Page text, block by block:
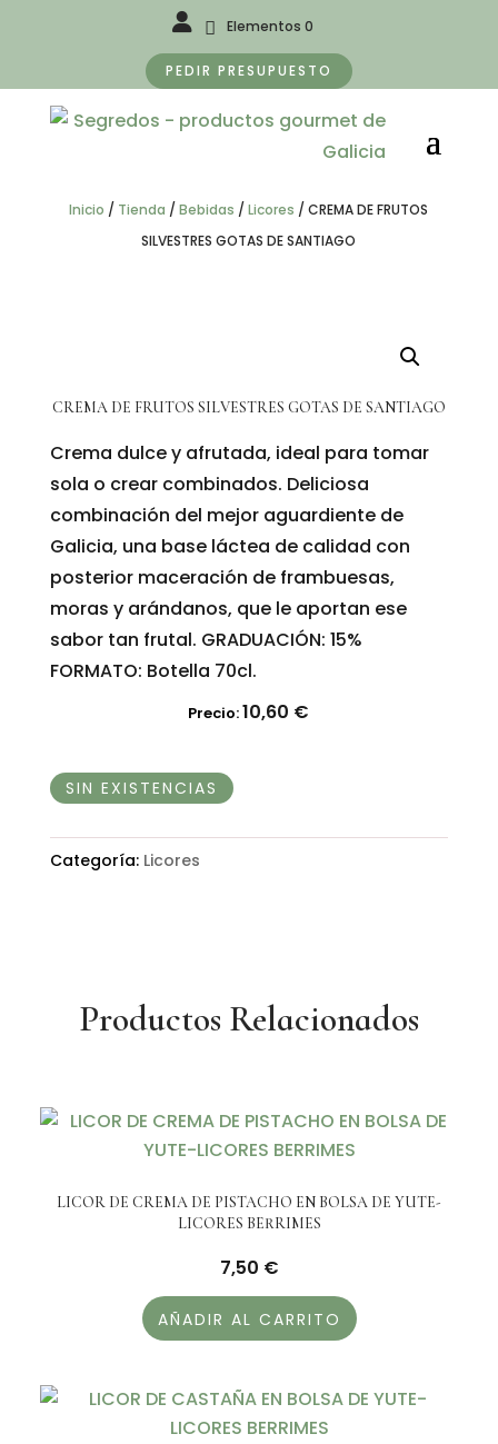
Elementos 0
PEDIR PRESUPUESTO
Inicio / Tienda /Bebidas /Licores /CREMA DE FRUTOS
SILVESTRES GOTAS DE SANTIAGO
CREMA DE FRUTOS SILVESTRES GOTAS DE SANTIAGO
Crema dulce y afrutada, ideal para tomar
sola o crear combinados. Deliciosa
combinación del mejor aguardiente de
Galicia, una base láctea de calidad con
posterior maceración de frambuesas,
moras y arándanos, que le aportan ese
sabor tan frutal. GRADUACIÓN: 15%
FORMATO: Botella 70cl.
Precio:10,60 €
SIN EXISTENCIAS
Categoría: Licores
Productos Relacionados
LICOR DE CREMA DE PISTACHO EN BOLSA DE YUTE-
LICORES BERRIMES
7,50 €
AÑADIR AL CARRITO